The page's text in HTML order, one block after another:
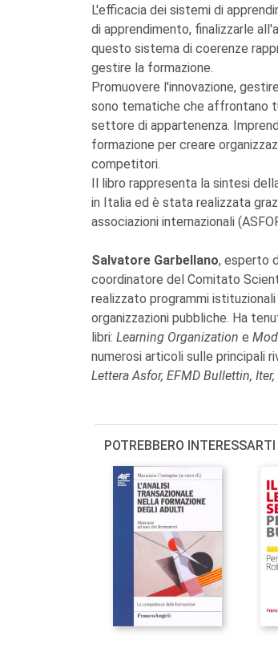
L'efficacia dei sistemi di
di apprendimento, finalizzarle
questo sistema di coerenze
gestire la formazione.
Promuovere l'innovazione,
sono tematiche che affrontano
settore di appartenenza.
formazione per creare
competitori.
Il libro rappresenta la sintesi
in Italia ed è stata realizzata
associazioni internazionali
Salvatore Garbellano, esperto
coordinatore del Comitato
realizzato programmi
organizzazioni pubbliche. Ha
libri: Learning Organization e
numerosi articoli sulle principali
Lettera Asfor, EFMD Bullettin, Iter,
POTREBBERO